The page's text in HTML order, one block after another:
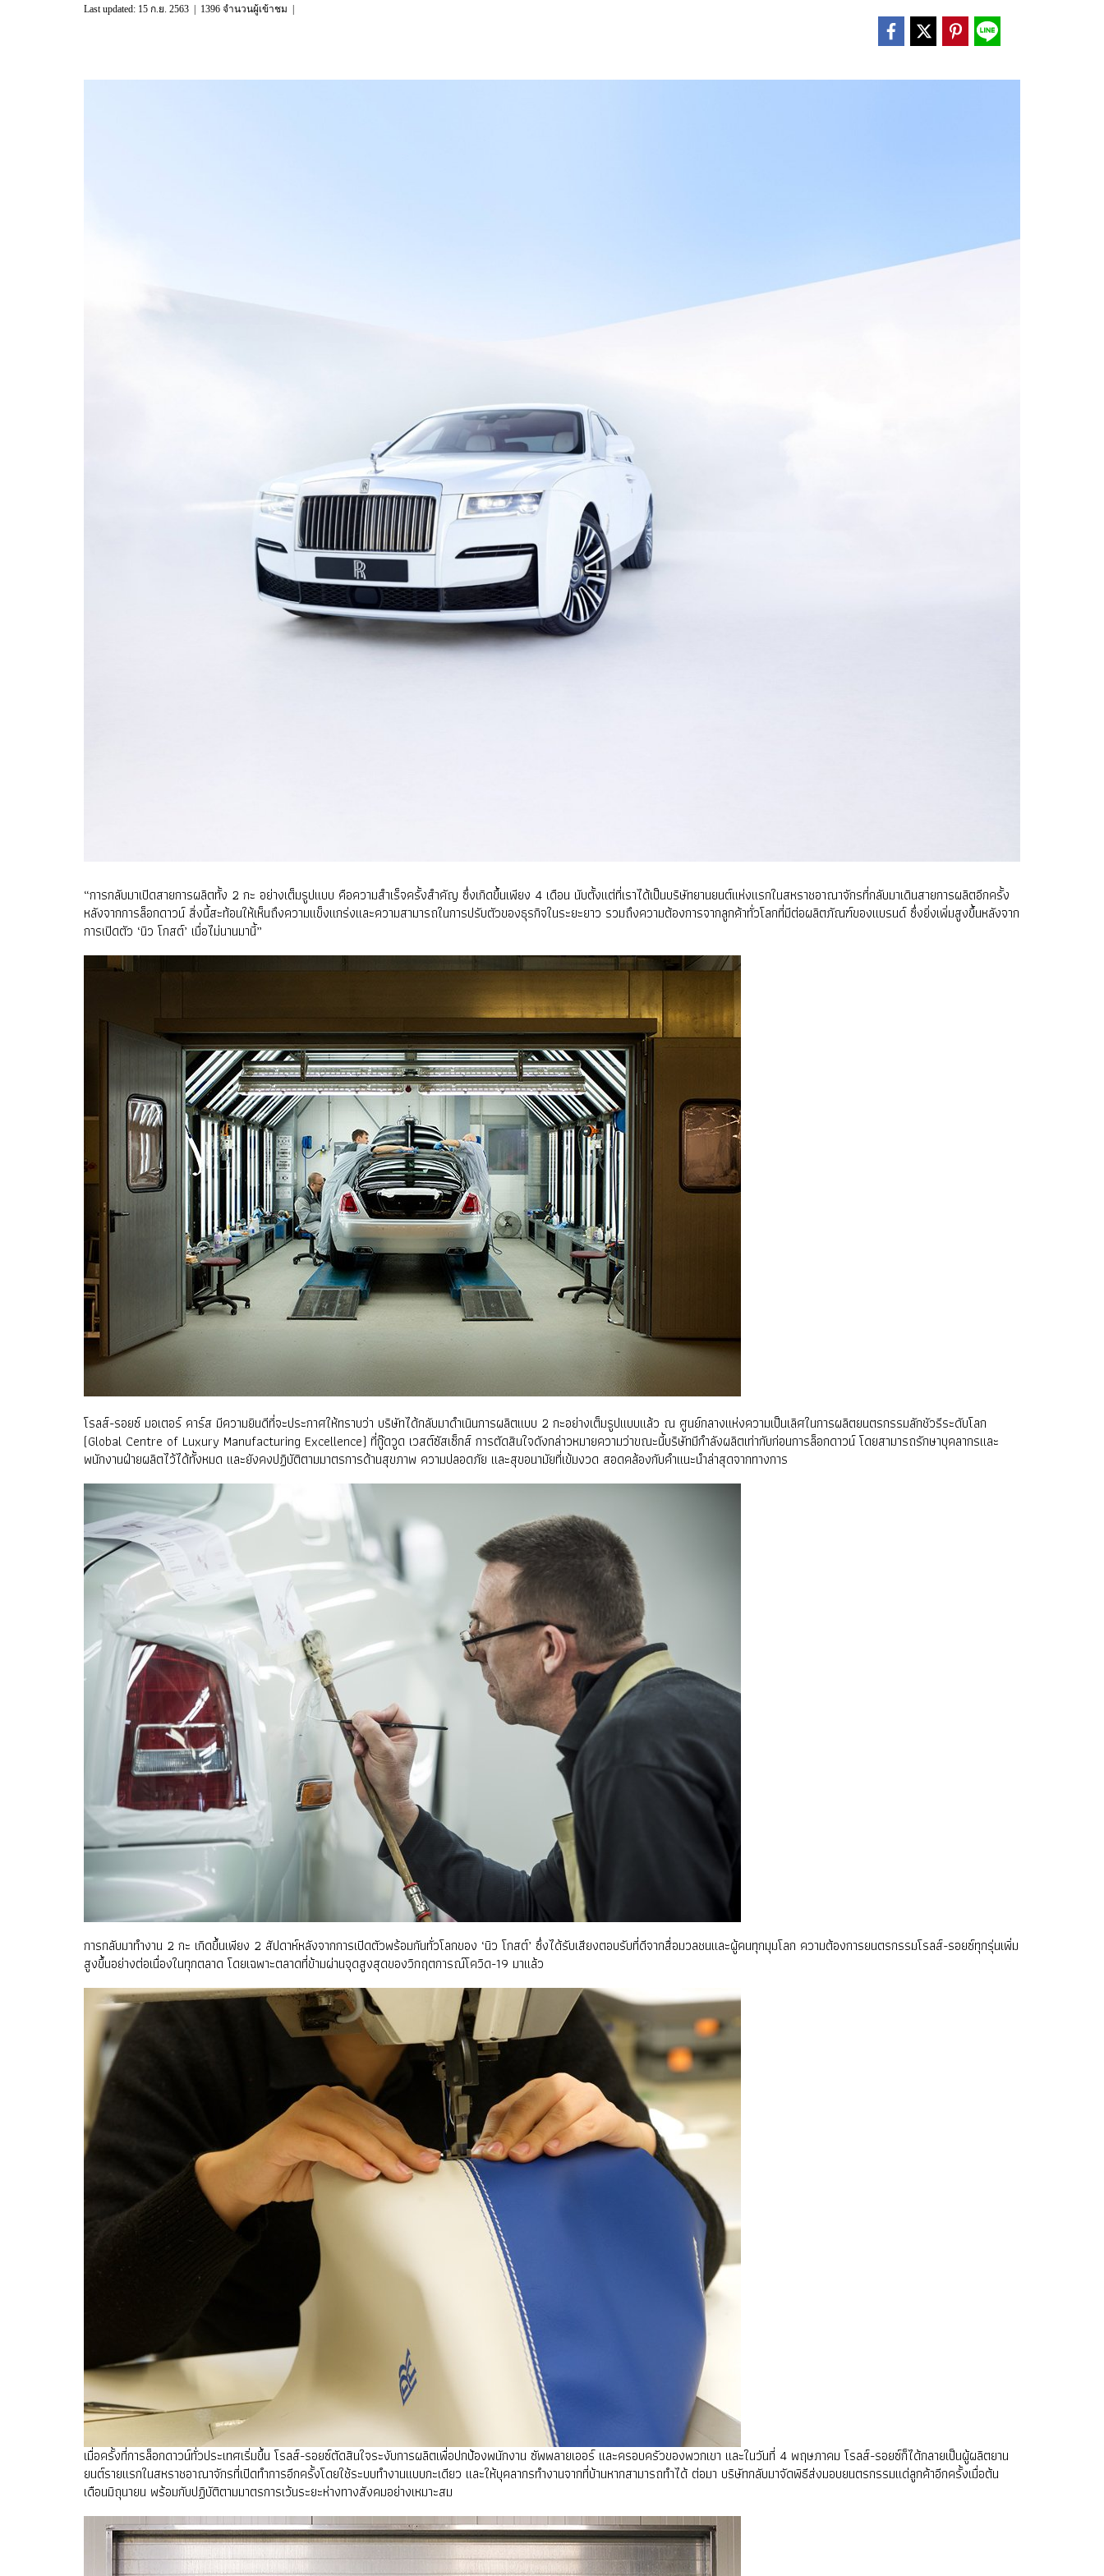
Last updated: 15 ก.ย. 2563 1396 จำนวนผู้เข้าชม
“การกลับมาเปิดสายการผลิตทั้ง 2 กะ อย่างเต็มรูปแบบ คือความสำเร็จครั้งสำคัญ ซึ่งเกิดขึ้นเพียง 4 เดือน นับตั้งแต่ที่เราได้เป็นบริษัทยานยนต์แห่งแรกในสหราชอาณาจักรที่กลับมาเดินสายการผลิตอีกครั้ง
หลังจากการล็อกดาวน์ สิ่งนี้สะท้อนให้เห็นถึงความแข็งแกร่งและความสามารถในการปรับตัวของธุรกิจในระยะยาว รวมถึงความต้องการจากลูกค้าทั่วโลกที่มีต่อผลิตภัณฑ์ของแบรนด์ ซึ่งยิ่งเพิ่มสูงขึ้นหลังจาก
การเปิดตัว ‘นิว โกสต์’ เมื่อไม่นานมานี้”
โรลส์-รอยซ์ มอเตอร์ คาร์ส มีความยินดีที่จะประกาศให้ทราบว่า บริษัทได้กลับมาดำเนินการผลิตแบบ 2 กะอย่างเต็มรูปแบบแล้ว ณ ศูนย์กลางแห่งความเป็นเลิศในการผลิตยนตรกรรมลักชัวรีระดับโลก
(Global Centre of Luxury Manufacturing Excellence) ที่กู๊ดวูด เวสต์ซัสเซ็กส์ การตัดสินใจดังกล่าวหมายความว่าขณะนี้บริษัทมีกำลังผลิตเท่ากับก่อนการล็อกดาวน์ โดยสามารถรักษาบุคลากรและ
พนักงานฝ่ายผลิตไว้ได้ทั้งหมด และยังคงปฏิบัติตามมาตรการด้านสุขภาพ ความปลอดภัย และสุขอนามัยที่เข้มงวด สอดคล้องกับคำแนะนำล่าสุดจากทางการ
การกลับมาทำงาน 2 กะ เกิดขึ้นเพียง 2 สัปดาห์หลังจากการเปิดตัวพร้อมกันทั่วโลกของ ‘นิว โกสต์’ ซึ่งได้รับเสียงตอบรับที่ดีจากสื่อมวลชนและผู้คนทุกมุมโลก ความต้องการยนตรกรรมโรลส์-รอยซ์ทุกรุ่นเพิ่ม
สูงขึ้นอย่างต่อเนื่องในทุกตลาด โดยเฉพาะตลาดที่ข้ามผ่านจุดสูงสุดของวิกฤตการณ์โควิด-19 มาแล้ว
เมื่อครั้งที่การล็อกดาวน์ทั่วประเทศเริ่มขึ้น โรลส์-รอยซ์ตัดสินใจระงับการผลิตเพื่อปกป้องพนักงาน ซัพพลายเออร์ และครอบครัวของพวกเขา และในวันที่ 4 พฤษภาคม โรลส์-รอยซ์ก็ได้กลายเป็นผู้ผลิตยาน
ยนต์รายแรกในสหราชอาณาจักรที่เปิดทำการอีกครั้งโดยใช้ระบบทำงานแบบกะเดียว และให้บุคลากรทำงานจากที่บ้านหากสามารถทำได้ ต่อมา บริษัทกลับมาจัดพิธีส่งมอบยนตรกรรมแด่ลูกค้าอีกครั้งเมื่อต้น
เดือนมิถุนายน พร้อมกับปฏิบัติตามมาตรการเว้นระยะห่างทางสังคมอย่างเหมาะสม